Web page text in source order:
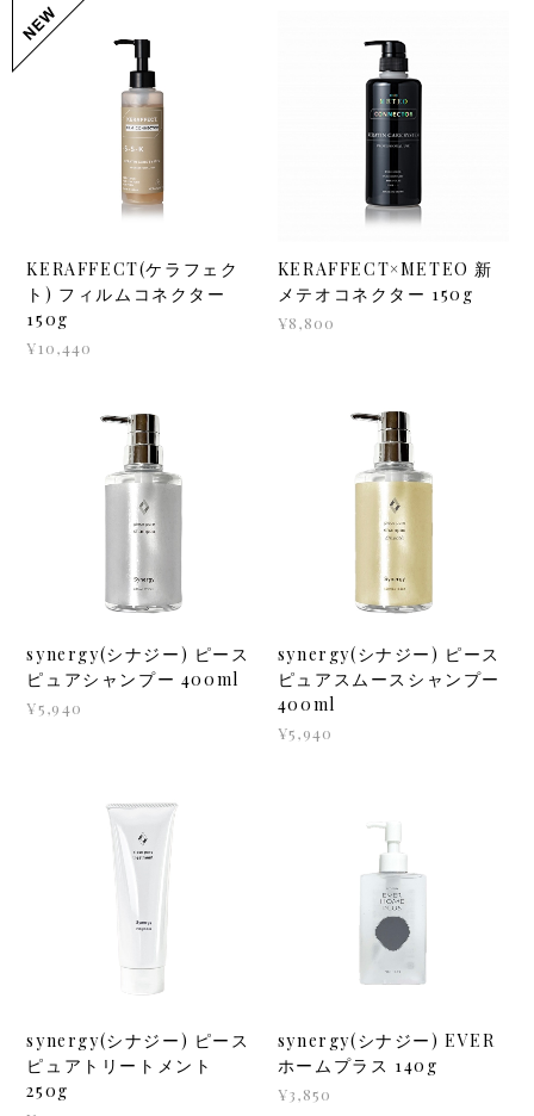
KERAFFECT(ケラフェク
ト) フィルムコネクター
150g
¥10,440
KERAFFECT×METEO 新
メテオコネクター 150g
¥8,800
synergy(シナジー) ピース
ピュアシャンプー 400ml
¥5,940
synergy(シナジー) ピース
ピュアスムースシャンプー
400ml
¥5,940
synergy(シナジー) ピース
ピュアトリートメント
250g
synergy(シナジー) EVER
ホームプラス 140g
¥3,850